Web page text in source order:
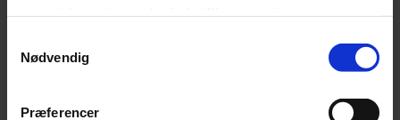
tilbage eller ændre indstillinger fra vores
"Cookiedeklaration", eller ved at trykke på "Privacy
Nødvendig
Præferencer